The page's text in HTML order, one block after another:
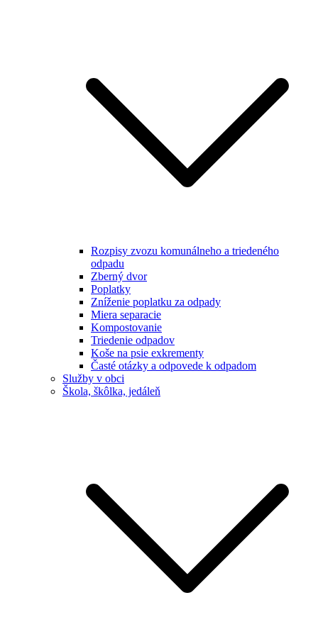
Rozpisy zvozu komunálneho a triedeného
odpadu
Zberný dvor
Poplatky
Zníženie poplatku za odpady
Miera separacie
Kompostovanie
Triedenie odpadov
Koše na psie exkrementy
Časté otázky a odpovede k odpadom
Služby v obci
Škola, škôlka, jedáleň